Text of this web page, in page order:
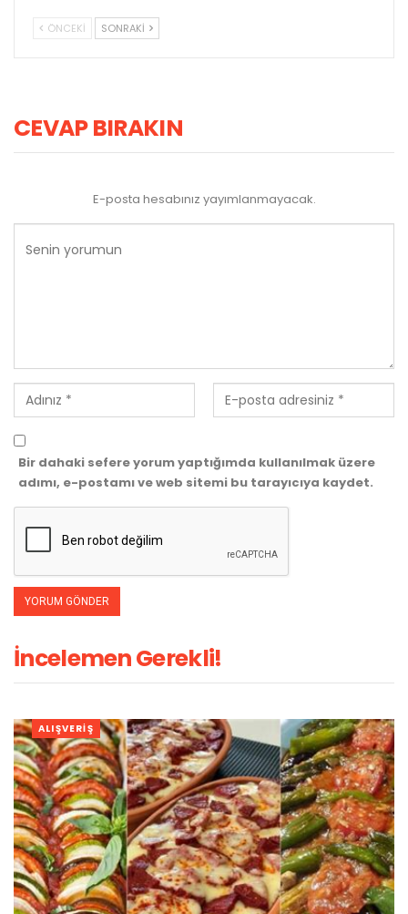
ÖNCEKI SONRAKI
CEVAP BIRAKIN
E-posta hesabınız yayımlanmayacak.
Bir dahaki sefere yorum yaptığımda kullanılmak üzere
adımı, e-postamı ve web sitemi bu tarayıcıya kaydet.
İncelemen Gerekli!
ALIŞVERIŞ